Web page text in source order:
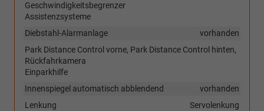
Geschwindigkeitsbegrenzer
Assistenzsysteme
vorhanden
Diebstahl-Alarmanlage
Park Distance Control vorne, Park Distance Control hinten,
Rückfahrkamera
Einparkhilfe
vorhanden
Innenspiegel automatisch abblendend
Servolenkung
Lenkung